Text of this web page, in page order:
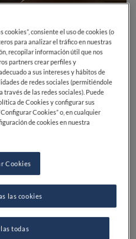
0 0 0
Sebastián
+34 943 71 54 26
cookies”, consiente el uso de cookies (o
para analizar el tráfico en nuestras
recopilar información útil que nos
partners crear perfiles y
a sus intereses y hábitos de
de redes sociales (permitiéndole
de las redes sociales). Puede
de Cookies y configurar sus
Cookies” o, en cualquier
de cookies en nuestra
Cookies
todas
las cookies